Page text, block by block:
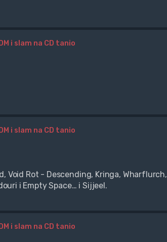
i slam na CD tanio
i slam na CD tanio
Void Rot - Descending, Kringa,
i Empty Space… i Sijjeel.
i slam na CD tanio